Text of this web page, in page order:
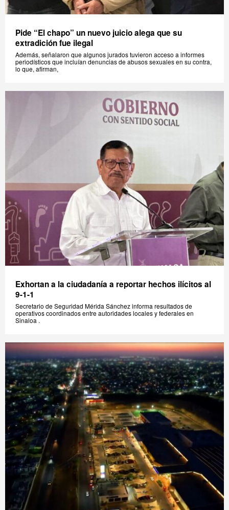
Pide “El chapo” un nuevo juicio alega que su
extradición fue ilegal
Además, señalaron que algunos jurados tuvieron acceso a informes
periodísticos que incluían denuncias de abusos sexuales en su contra,
lo que, afirman,
Exhortan a la ciudadanía a reportar hechos ilícitos al
9-1-1
Secretario de Seguridad Mérida Sánchez informa resultados de
operativos coordinados entre autoridades locales y federales en
Sinaloa .